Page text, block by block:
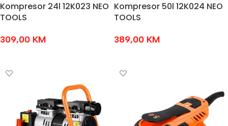
Kompresor 24l 12K023 NEO
TOOLS
309,00 KM
Kompresor 50l 12K024 NEO
TOOLS
389,00 KM